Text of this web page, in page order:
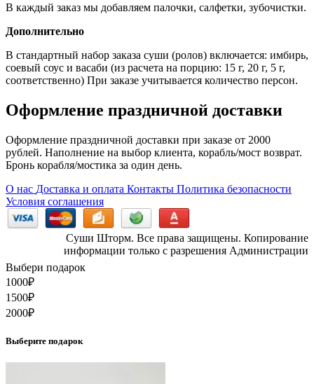
В каждый заказ мы добавляем палочки, салфетки, зубочистки.
Дополнительно
В стандартный набор заказа суши (ролов) включается: имбирь,
соевый соус и васаби (из расчета на порцию: 15 г, 20 г, 5 г,
соответственно) При заказе учитывается количество персон.
Оформление праздничной доставки
Оформление праздничной доставки при заказе от 2000
рублей. Наполнение на выбор клиента, корабль/мост возврат.
Бронь корабля/мостика за один день.
О нас Доставка и оплата Контакты Политика безопасности
Условия соглашения
Суши Шторм. Все права защищены. Копирование
информации только с разрешения Администрации
Выбери подарок
1000₽
1500₽
2000₽
Выберите подарок